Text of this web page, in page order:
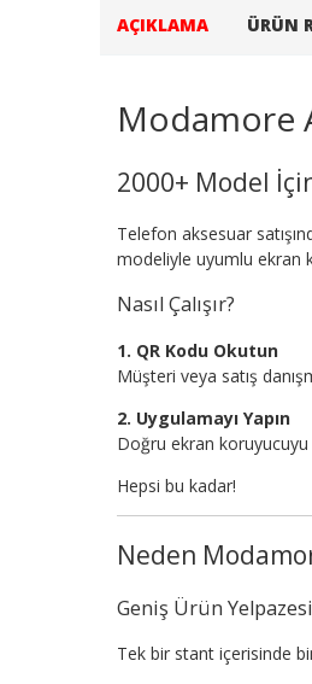
AÇIKLAMA ÜRÜN
Modamore
2000+ Model
Telefon aksesuar
modeliyle uyumlu ekran
Nasıl Çalışır?
1. QR Kodu Okutun
Müşteri veya satış
2. Uygulamayı Yapın
Doğru ekran koruyucuyu
Hepsi bu kadar!
Neden
Geniş Ürün Yelpazesi
Tek bir stant içerisinde